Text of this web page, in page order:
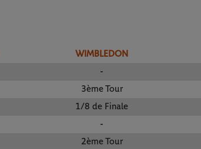
WIMBLEDON
-
3ème Tour
1/8 de Finale
-
2ème Tour